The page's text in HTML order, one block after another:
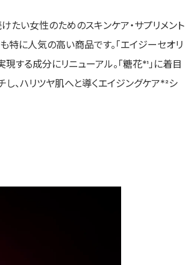
たい女性のためのスキンケア・サプリメント
特に人気の高い商品です。「エイジーセオリ
する成分にリニューアル。「糖花*¹」に着目
、ハリツヤ肌へと導くエイジングケア*²シ